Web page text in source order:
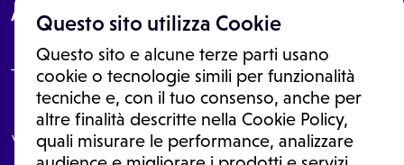
Questo sito utilizza Cookie
Questo sito e alcune terze parti usano
cookie o tecnologie simili per funzionalità
tecniche e, con il tuo consenso, anche per
altre finalità descritte nella Cookie Policy,
quali misurare le performance, analizzare
About
Le informazioni proposte in questo sito non sono un consulto medico.
In nessun caso, queste informazioni sostituiscono un consulto, una
visita o una diagnosi formulata dal medico. Non si devono considerare
le informazioni disponibili come suggerimenti per la formulazione di